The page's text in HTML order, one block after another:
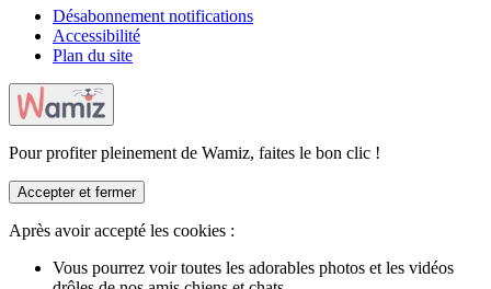
Désabonnement notifications
Accessibilité
Plan du site
Pour profiter pleinement de Wamiz, faites le bon clic !
Accepter et fermer
Après avoir accepté les cookies :
Vous pourrez voir toutes les adorables photos et les vidéos